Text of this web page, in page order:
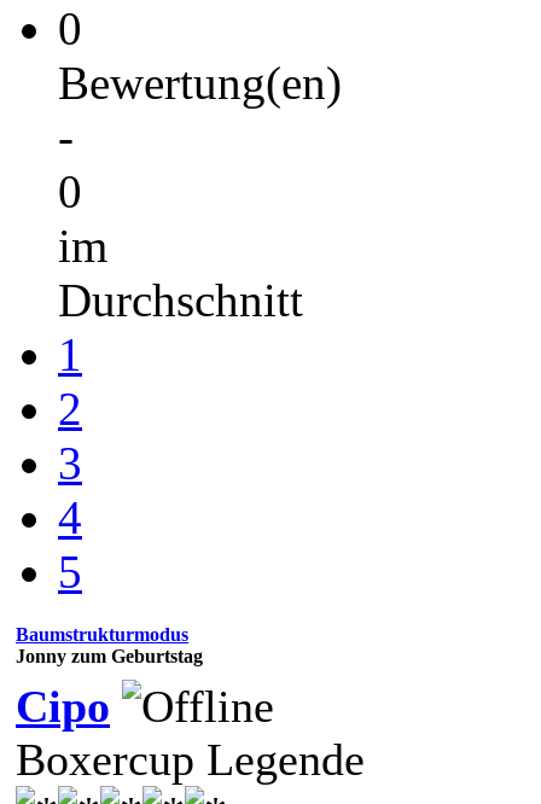
0
Bewertung(en)
-
0
im
Durchschnitt
1
2
3
4
5
Baumstrukturmodus
Jonny zum Geburtstag
Cipo
Boxercup Legende